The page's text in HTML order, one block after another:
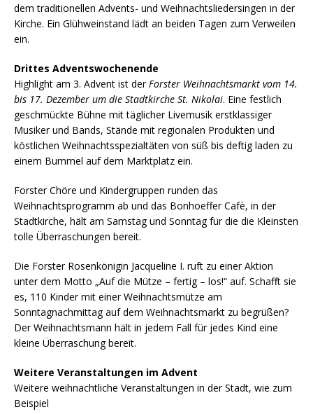
dem traditionellen Advents- und Weihnachtsliedersingen in der
Kirche. Ein Glühweinstand lädt an beiden Tagen zum Verweilen
ein.
Drittes Adventswochenende
Highlight am 3. Advent ist derForster Weihnachtsmarkt vom 14.
bis 17. Dezember um die Stadtkirche St. Nikolai. Eine festlich
geschmückte Bühne mit täglicher Livemusik erstklassiger
Musiker und Bands, Stände mit regionalen Produkten und
köstlichen Weihnachtsspezialtäten von süß bis deftig laden zu
einem Bummel auf dem Marktplatz ein.
Forster Chöre und Kindergruppen runden das
Weihnachtsprogramm ab und das Bonhoeffer Cafè, in der
Stadtkirche, hält am Samstag und Sonntag für die die Kleinsten
tolle Überraschungen bereit.
Die Forster Rosenkönigin Jacqueline I. ruft zu einer Aktion
unter dem Motto „Auf die Mütze – fertig – los!“ auf. Schafft sie
es, 110 Kinder mit einer Weihnachtsmütze am
Sonntagnachmittag auf dem Weihnachtsmarkt zu begrüßen?
Der Weihnachtsmann hält in jedem Fall für jedes Kind eine
kleine Überraschung bereit.
Weitere Veranstaltungen im Advent
Weitere weihnachtliche Veranstaltungen in der Stadt, wie zum
Beispiel